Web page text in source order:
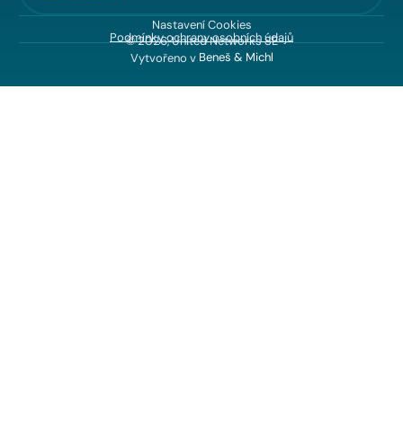
Nastavení Cookies
Podmínky ochrany osobních údajů
© 2026, United Networks SE
Vytvořeno v Beneš & Michl